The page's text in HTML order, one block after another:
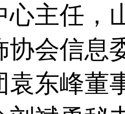
主任
会信息
东峰董